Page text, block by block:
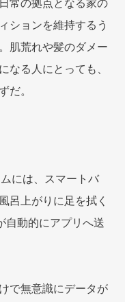
ションを維持するう
肌荒れや髪のダメー
なる人にとっても、
だ。
には、スマートバ
呂上がりに足を拭く
自動的にアプリへ送
で無意識にデータが